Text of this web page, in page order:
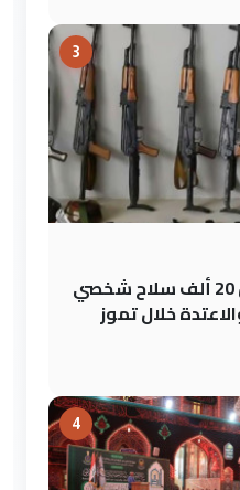
3
الداخلية: تسجيل أكثر من 20 ألف سلاح شخصي
خلال تموز
4